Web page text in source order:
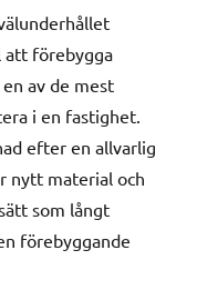
att förebygga
av de mest
i en fastighet.
efter en allvarlig
nytt material och
som långt
förebyggande